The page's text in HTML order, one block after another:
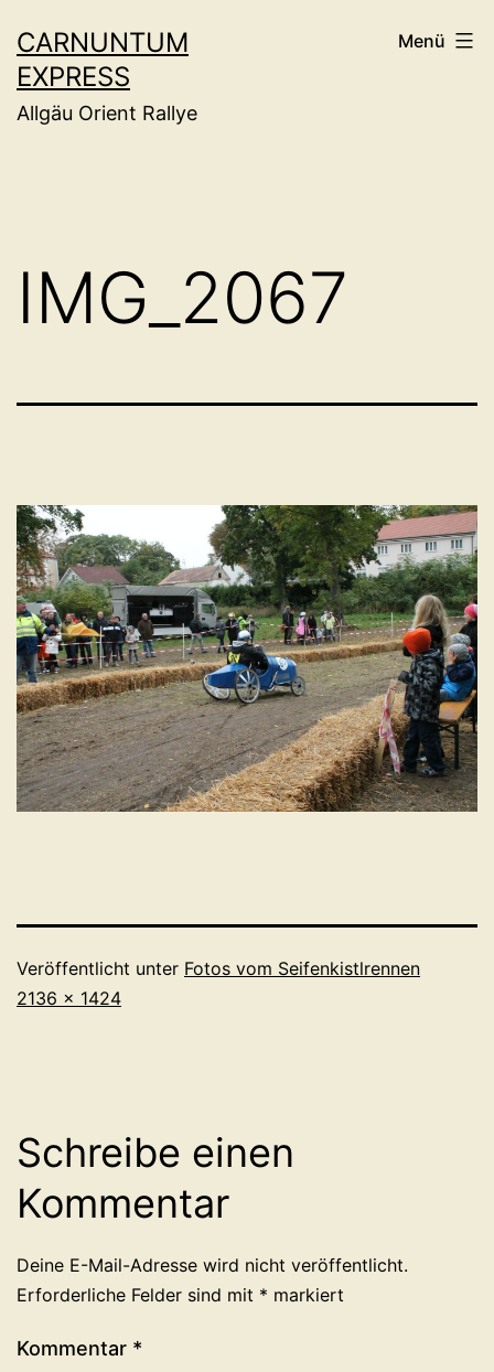
Inhalt
springen
CARNUNTUM
EXPRESS
Allgäu Orient Rallye
Menü
IMG_2067
Veröffentlicht unter Fotos vom Seifenkistlrennen
Originalgröße
2136 × 1424
Schreibe einen
Kommentar
Deine E-Mail-Adresse wird nicht veröffentlicht.
Erforderliche Felder sind mit * markiert
Kommentar *